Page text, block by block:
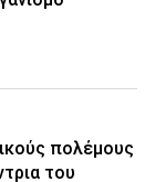
πολέμους
του